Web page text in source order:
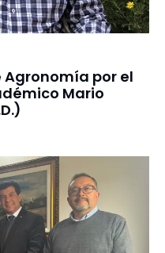
Agronomía por el
Mario